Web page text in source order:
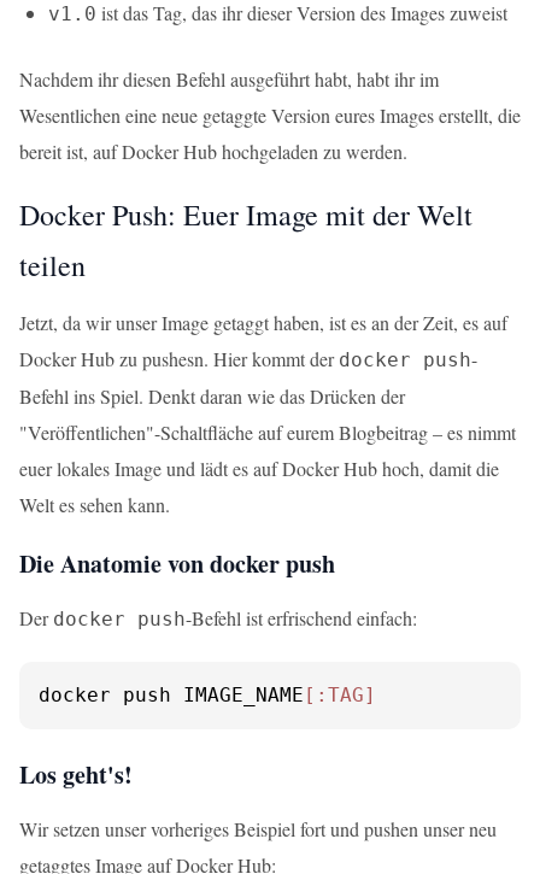
v1.0 ist das Tag, das ihr dieser Version des Images zuweist
Nachdem ihr diesen Befehl ausgeführt habt, habt ihr im
Wesentlichen eine neue getaggte Version eures Images erstellt, die
bereit ist, auf Docker Hub hochgeladen zu werden.
Docker Push: Euer Image mit der Welt
teilen
Jetzt, da wir unser Image getaggt haben, ist es an der Zeit, es auf
Docker Hub zu pushesn. Hier kommt der docker push-
Befehl ins Spiel. Denkt daran wie das Drücken der
"Veröffentlichen"-Schaltfläche auf eurem Blogbeitrag – es nimmt
euer lokales Image und lädt es auf Docker Hub hoch, damit die
Welt es sehen kann.
Die Anatomie von docker push
Der docker push-Befehl ist erfrischend einfach:
docker push IMAGE_NAME [:TAG]
Los geht's!
Wir setzen unser vorheriges Beispiel fort und pushen unser neu
getaggtes Image auf Docker Hub: